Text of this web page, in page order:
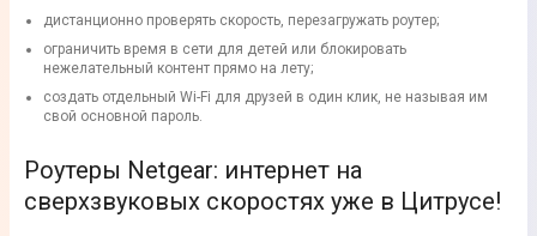
дистанционно проверять скорость, перезагружать роутер;
ограничить время в сети для детей или блокировать
нежелательный контент прямо на лету;
создать отдельный Wi-Fi для друзей в один клик, не называя им
свой основной пароль.
Роутеры Netgear: интернет на
сверхзвуковых скоростях уже в Цитрусе!